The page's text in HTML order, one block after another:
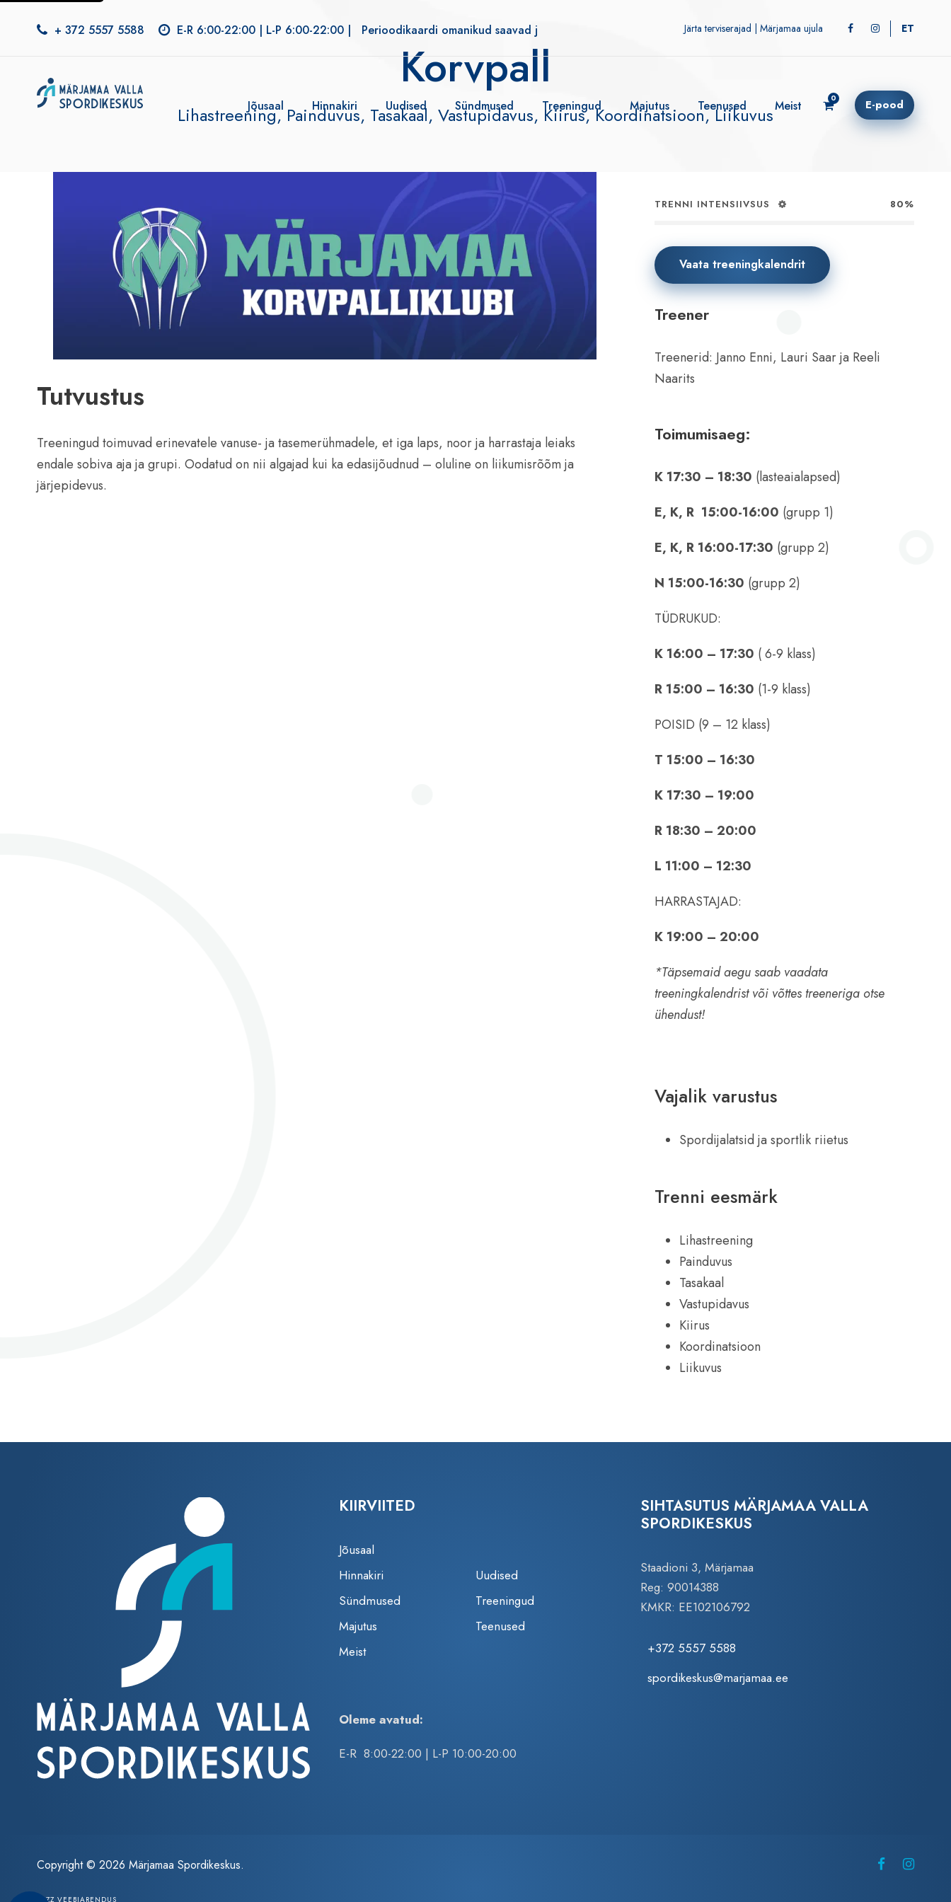
+ 372 5557 5588 E-R 6:00-22:00 | L-P 6:00-22:00 | Perioodikaardi omanikud saavad jõusaali alates kell 6:00! Järta terviserajad Märjamaa ujula ET
Jõusaal Hinnakiri Uudised Sündmused Treeningud Majutus Teenused Meist 0 E-pood
Korvpall
Lihastreening, Painduvus, Tasakaal, Vastupidavus, Kiirus, Koordinatsioon, Liikuvus
Tutvustus
Treeningud toimuvad erinevatele vanuse- ja tasemerühmadele, et iga laps, noor ja harrastaja leiaks
endale sobiva aja ja grupi. Oodatud on nii algajad kui ka edasijõudnud – oluline on liikumisrõõm ja
järjepidevus.
TRENNI INTENSIIVSUS 80%
Vaata treeningkalendrit
Treener
Treenerid: Janno Enni, Lauri Saar ja Reeli
Naarits
Toimumisaeg:
K 17:30 – 18:30 (lasteaialapsed)
E, K, R 15:00-16:00 (grupp 1)
E, K, R 16:00-17:30 (grupp 2)
N 15:00-16:30 (grupp 2)
TÜDRUKUD:
K 16:00 – 17:30 ( 6-9 klass)
R 15:00 – 16:30 (1-9 klass)
POISID (9 – 12 klass)
T 15:00 – 16:30
K 17:30 – 19:00
R 18:30 – 20:00
L 11:00 – 12:30
HARRASTAJAD:
K 19:00 – 20:00
*Täpsemaid aegu saab vaadata
treeningkalendrist või võttes treeneriga otse
ühendust!
Vajalik varustus
Spordijalatsid ja sportlik riietus
Trenni eesmärk
Lihastreening
Painduvus
Tasakaal
Vastupidavus
Kiirus
Koordinatsioon
Liikuvus
KIIRVIITED
Jõusaal
Hinnakiri
Uudised
Sündmused
Treeningud
Majutus
Teenused
Meist
Oleme avatud:
E-R 8:00-22:00 | L-P 10:00-20:00
SIHTASUTUS MÄRJAMAA VALLA
SPORDIKESKUS
Staadioni 3, Märjamaa
Reg: 90014388
KMKR: EE102106792
+372 5557 5588
spordikeskus@marjamaa.ee
Copyright © 2026 Märjamaa Spordikeskus.
ZEZZ VEEBIARENDUS